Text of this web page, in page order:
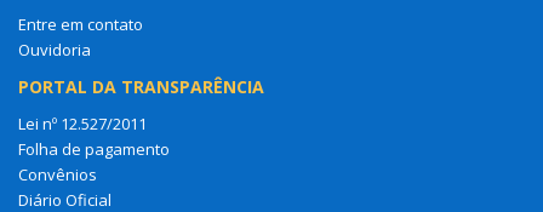
Entre em contato
Ouvidoria
PORTAL DA TRANSPARÊNCIA
Lei nº 12.527/2011
Folha de pagamento
Convênios
Diário Oficial